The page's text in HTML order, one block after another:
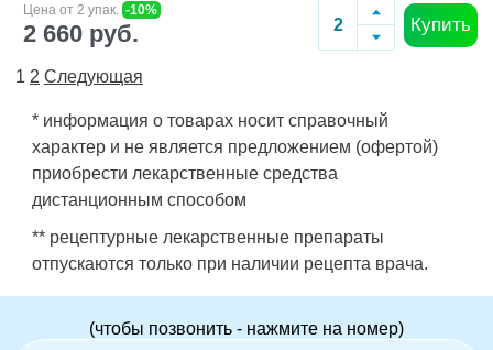
Цена от 2 упак. -10%
2 660 руб. Купить
1 2 Следующая
* информация о товарах носит справочный
характер и не является предложением (офертой)
приобрести лекарственные средства
дистанционным способом
** рецептурные лекарственные препараты
отпускаются только при наличии рецепта врача.
(чтобы позвонить - нажмите на номер)